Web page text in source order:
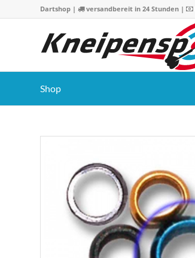
Dartshop | versandbereit in 24 Stunden |
Shop